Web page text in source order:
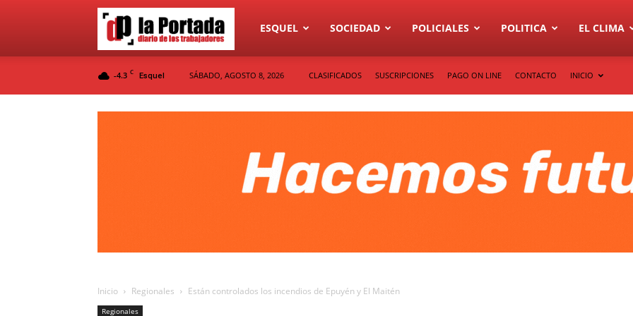
Diario
ESQUEL SOCIEDAD POLICIALES POLITICA EL CLIMA
-4.3 C Esquel SÁBADO, AGOSTO 8, 2026 CLASIFICADOS SUSCRIPCIONES PAGO ON LINE CONTACTO INICIO
Inicio Regionales Están controlados los incendios de Epuyén y El Maitén
Regionales